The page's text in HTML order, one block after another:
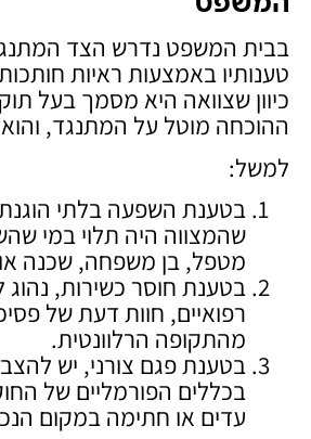
בבית המשפט נדרש הצד
טענותיו באמצעות ראיות
כיוון שצוואה היא מסמך בעל
ההוכחה מוטל על המתנגד,
למשל:
בטענת השפעה בלתי
שהמצווה היה תלוי במי
מטפל, בן משפחה, שכנה
בטענת חוסר כשירות,
רפואיים, חוות דעת של
מהתקופה הרלוונטית.
בטענת פגם צורני, יש
בכללים הפורמליים של
עדים או חתימה במקום